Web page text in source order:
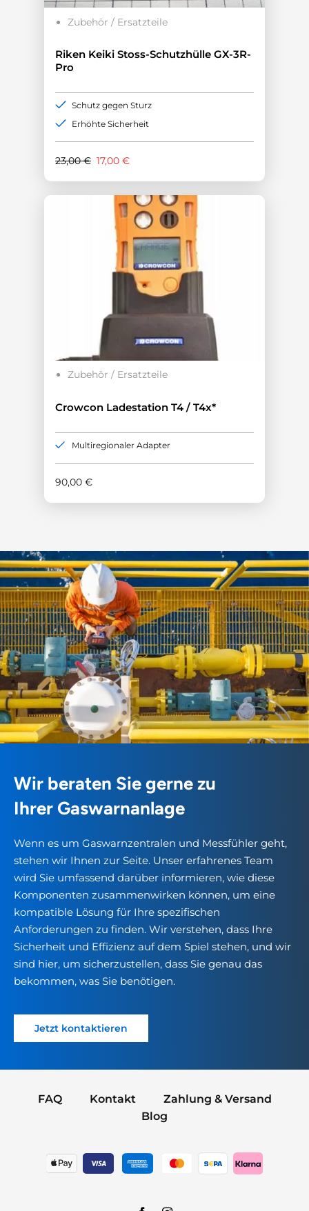
Zubehör / Ersatzteile
Riken Keiki Stoss-Schutzhülle GX-3R-
Pro
23,00€ Ursprünglicher
Preis
war:
17,00€Aktueller
ist:
Schutz gegen Sturz
Erhöhte Sicherheit
Zubehör / Ersatzteile
Crowcon Ladestation T4 / T4x*
90,00 €
Multiregionaler Adapter
Wir beraten Sie gerne zu
Ihrer Gaswarnanlage
Wenn es um Gaswarnzentralen und Messfühler geht,
stehen wir Ihnen zur Seite. Unser erfahrenes Team
wird Sie umfassend darüber informieren, wie diese
Komponenten zusammenwirken können, um eine
kompatible Lösung für Ihre spezifischen
Anforderungen zu finden. Wir verstehen, dass Ihre
Sicherheit und Effizienz auf dem Spiel stehen, und wir
sind hier, um sicherzustellen, dass Sie genau das
bekommen, was Sie benötigen.
Jetzt kontaktieren
FAQ Kontakt
Zahlung & Versand
Blog